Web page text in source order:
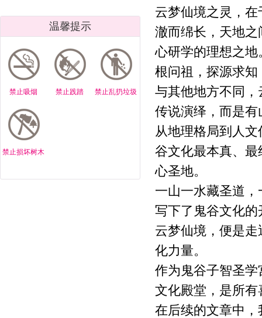
点破育儿病
云梦仙境鬼
北京云梦仙境
｜鬼谷正道育
儿：欲多则心
散 心安孩子自
北京云梦仙境/
鬼谷育儿正
道：作业拖拉
不用吼，按规
律就管用
北京云梦仙
鬼谷子正道
儿：孩子上
走神，根在
气不专”
北京云梦仙境/
鬼谷子正道育
儿:孩子叛逆是
门”
北京云梦仙境/
鬼谷正道育儿:
孩子怕失败，
是你没顺他“心
气”
北京云梦仙
鬼谷子正道
儿：家长越
鬼谷子正道育
机，不靠抢不
北京云梦仙境/
鬼谷子正道育
人，先教“分
寸”
云梦寻踪・
江问道
化与乌江寨
云梦寻踪・乌
江问道 ——云
梦仙境鬼谷文
云梦仙境与梵
净山
镇远与云梦
境
燕山龙源·云梦
祖庭 乾隆御览
云梦仙境
怀柔文化与
温馨提示
禁止吸烟 禁止践踏 禁止乱扔垃圾
禁止损坏树木
云梦仙境之灵，
澈而绵长，天地
心研学的理想之
根问祖，探源求
与其他地方不同
传说演绎，而是
从地理格局到人
谷文化最本真、
心圣地。
一山一水藏圣道
写下了鬼谷文化
云梦仙境，便是
化力量。
作为鬼谷子智圣
文化殿堂，是所
在后续的文章中